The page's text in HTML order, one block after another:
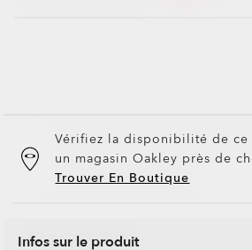
Vérifiez la disponibilité de ce
un magasin Oakley près de
Trouver En Boutique
Infos sur le produit